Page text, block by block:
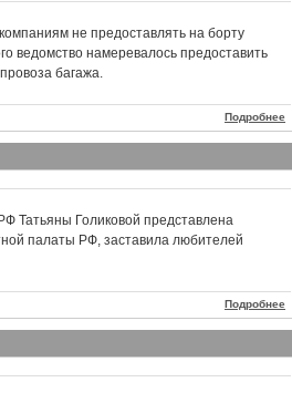
не предоставлять на борту
ведомство намеревалось предоставить
багажа.
Подробнее
Татьяны Голиковой представлена
палаты РФ, заставила любителей
Подробнее